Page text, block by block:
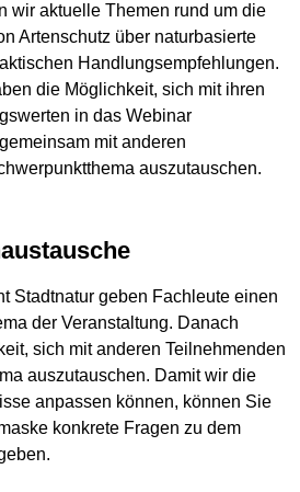
wir aktuelle Themen rund um die
Artenschutz über naturbasierte
Handlungsempfehlungen.
die Möglichkeit, sich mit ihren
in das Webinar
mit anderen
auszutauschen.
Stadtnatur geben Fachleute einen
der Veranstaltung. Danach
sich mit anderen Teilnehmenden
auszutauschen. Damit wir die
anpassen können, können Sie
konkrete Fragen zu dem